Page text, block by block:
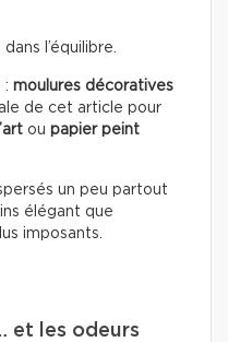
l’équilibre.
: moulures décoratives
de cet article pour
ou papier peint
un peu partout
élégant que
imposants.
et les odeurs